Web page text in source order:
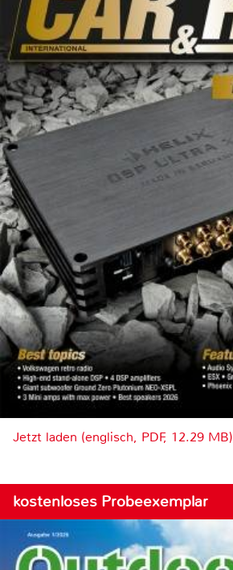
Jetzt laden (englisch, PDF, 12.29 MB)
kostenloses Probeexemplar